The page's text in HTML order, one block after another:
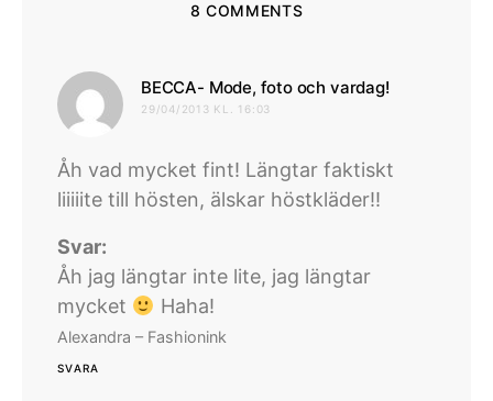
8 COMMENTS
BECCA- Mode, foto och vardag!
29/04/2013 KL. 16:03
Åh vad mycket fint! Längtar faktiskt
liiiiite till hösten, älskar höstkläder!!
Svar:
Åh jag längtar inte lite, jag längtar
mycket
Haha!
Alexandra – Fashionink
SVARA